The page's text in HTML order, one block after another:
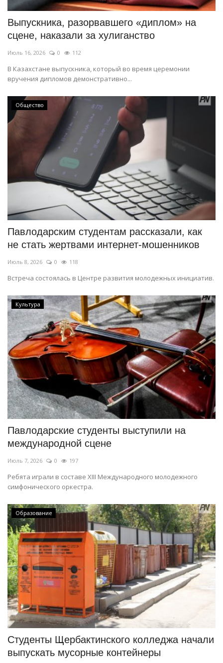
Выпускника, разорвавшего «диплом» на
сцене, наказали за хулиганство
Июль 16, 2026 0 112
В Казахстане выпускника, который во время церемонии
вручения дипломов демонстративно...
Общество
Павлодарским студентам рассказали, как
не стать жертвами интернет-мошенников
Июль 8, 2026 0 118
Встреча состоялась в Центре развития молодежных инициатив.
Культура
Павлодарские студенты выступили на
международной сцене
Июль 7, 2026 0 197
Ребята играли в составе XIII Международного молодежного
симфонического оркестра.
Образование
Студенты Щербактинского колледжа начали
выпускать мусорные контейнеры